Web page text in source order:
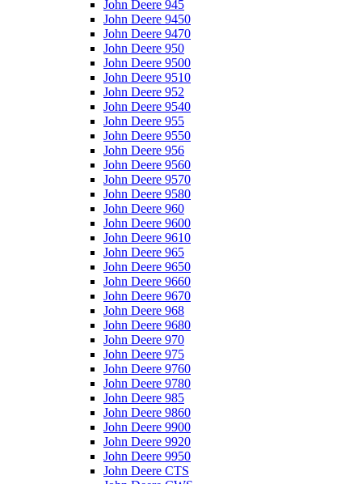
John Deere 945
John Deere 9450
John Deere 9470
John Deere 950
John Deere 9500
John Deere 9510
John Deere 952
John Deere 9540
John Deere 955
John Deere 9550
John Deere 956
John Deere 9560
John Deere 9570
John Deere 9580
John Deere 960
John Deere 9600
John Deere 9610
John Deere 965
John Deere 9650
John Deere 9660
John Deere 9670
John Deere 968
John Deere 9680
John Deere 970
John Deere 975
John Deere 9760
John Deere 9780
John Deere 985
John Deere 9860
John Deere 9900
John Deere 9920
John Deere 9950
John Deere CTS